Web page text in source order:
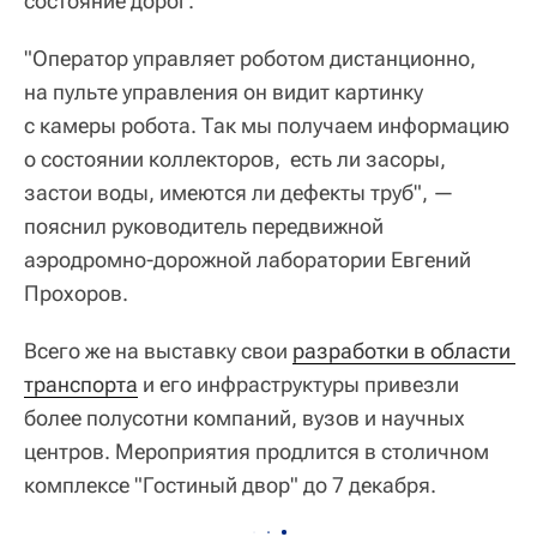
"Оператор управляет роботом дистанционно,
на пульте управления он видит картинку
с камеры робота. Так мы получаем информацию
о состоянии коллекторов, есть ли засоры,
застои воды, имеются ли дефекты труб", —
пояснил руководитель передвижной
аэродромно-дорожной лаборатории Евгений
Прохоров.
Всего же на выставку свои разработки в области
транспорта и его инфраструктуры привезли
более полусотни компаний, вузов и научных
центров. Мероприятия продлится в столичном
комплексе "Гостиный двор" до 7 декабря.